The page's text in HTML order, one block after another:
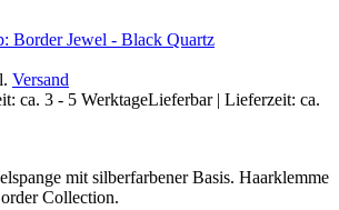
Border Jewel - Black Quartz
Versand
Lieferbar | Lieferzeit: ca.
mit silberfarbener Basis. Haarklemme
Collection.